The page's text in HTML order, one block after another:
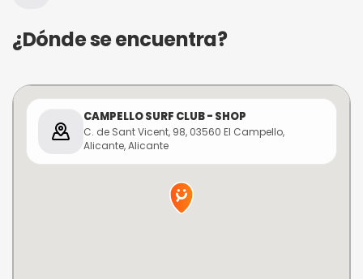
¿Dónde se encuentra?
CAMPELLO SURF CLUB - SHOP
C. de Sant Vicent, 98, 03560 El Campello,
Alicante, Alicante